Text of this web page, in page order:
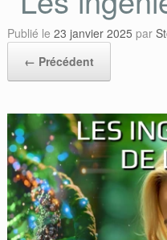
Publié le 23 janvier 2025 par
← Précédent